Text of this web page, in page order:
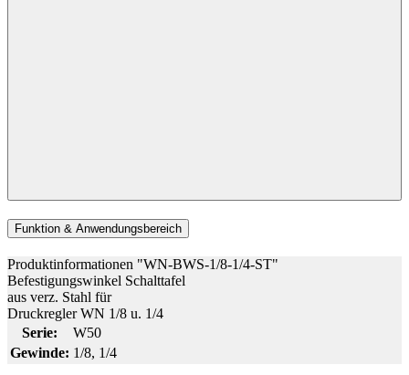
Funktion & Anwendungsbereich
Produktinformationen "WN-BWS-1/8-1/4-ST"
Befestigungswinkel Schalttafel
aus verz. Stahl für
Druckregler WN 1/8 u. 1/4
Serie:
W50
Gewinde: 1/8, 1/4